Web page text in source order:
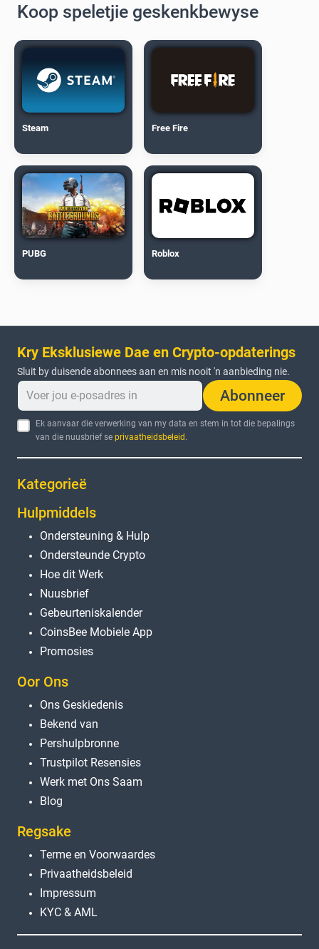
Koop speletjie geskenkbewyse
Steam Free Fire
PUBG Roblox
Kry Eksklusiewe Dae en Crypto-opdaterings
Sluit by duisende abonnees aan en mis nooit 'n aanbieding nie.
Abonneer
Ek aanvaar die verwerking van my data en stem in tot die bepalings
van die nuusbrief seprivaatheidsbeleid.
Kategorieë
Hulpmiddels
Ondersteuning & Hulp
Ondersteunde Crypto
Hoe dit Werk
Nuusbrief
Gebeurteniskalender
CoinsBee Mobiele App
Promosies
Oor Ons
Ons Geskiedenis
Bekend van
Pershulpbronne
Trustpilot Resensies
Werk met Ons Saam
Blog
Regsake
Terme en Voorwaardes
Privaatheidsbeleid
Impressum
KYC & AML